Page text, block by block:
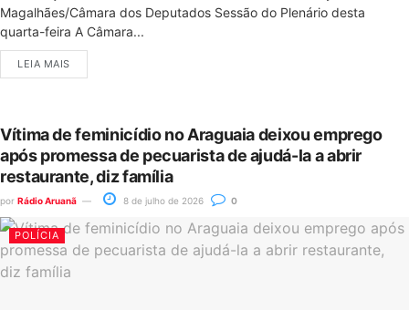
Magalhães/Câmara dos Deputados Sessão do Plenário desta
quarta-feira A Câmara...
LEIA MAIS
Vítima de feminicídio no Araguaia deixou emprego
após promessa de pecuarista de ajudá-la a abrir
restaurante, diz família
por Rádio Aruanã 8 de julho de 2026 0
POLÍCIA